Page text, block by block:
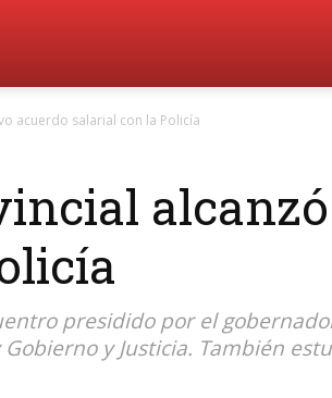
acuerdo salarial con la Policía
presidido por el
y Justicia. También